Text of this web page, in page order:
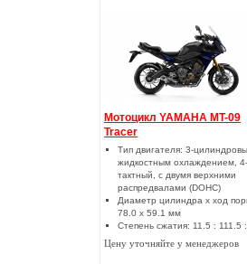
Мотоцикл YAMAHA MT-09
Tracer
Тип двигателя: 3-
жидкостным охлаждением,
тактный, с двумя верхними
распредвалами (DOHC)
Диаметр цилиндра x ход
78.0 x 59.1 мм
Степень сжатия: 11.5 : 111.5
Цену уточняйте у менеджеров